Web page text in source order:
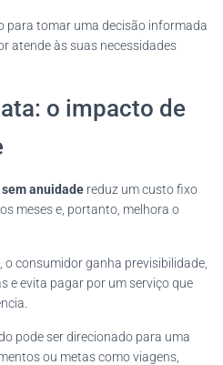
para tomar uma decisão informada
atende às suas necessidades
o impacto de
anuidade reduz um custo fixo
meses e, portanto, melhora o
consumidor ganha previsibilidade,
e evita pagar por um serviço que
pode ser direcionado para uma
ou metas como viagens,